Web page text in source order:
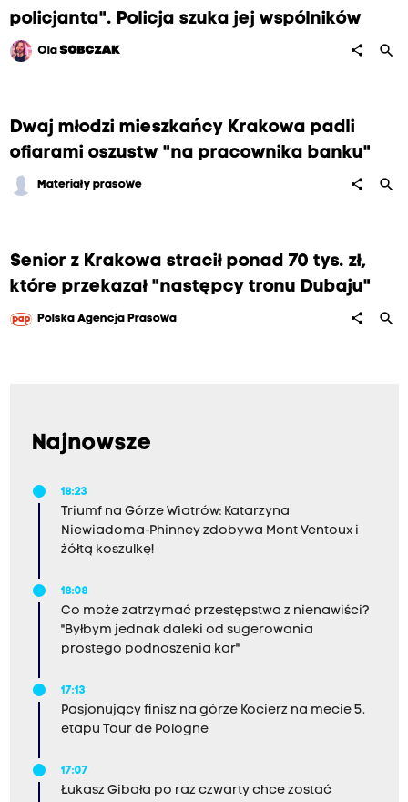
policjanta". Policja szuka jej wspólników
OlaSOBCZAK share search
Dwaj młodzi mieszkańcy Krakowa padli
ofiarami oszustw "na pracownika banku"
Materiały prasowe share search
Senior z Krakowa stracił ponad 70 tys. zł,
które przekazał "następcy tronu Dubaju"
Polska Agencja Prasowa share search
Najnowsze
18:23
Triumf na Górze Wiatrów: Katarzyna
Niewiadoma-Phinney zdobywa Mont Ventoux i
żółtą koszulkę!
18:08
Co może zatrzymać przestępstwa z nienawiści?
"Byłbym jednak daleki od sugerowania
prostego podnoszenia kar"
17:13
Pasjonujący finisz na górze Kocierz na mecie 5.
etapu Tour de Pologne
17:07
Łukasz Gibała po raz czwarty chce zostać